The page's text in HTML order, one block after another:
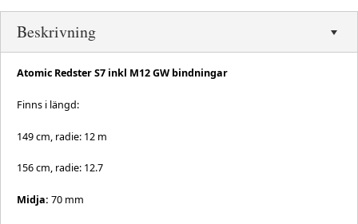
Beskrivning
Atomic Redster S7 inkl M12 GW bindningar
Finns i längd:
149 cm, radie: 12 m
156 cm, radie: 12.7
Midja: 70 mm